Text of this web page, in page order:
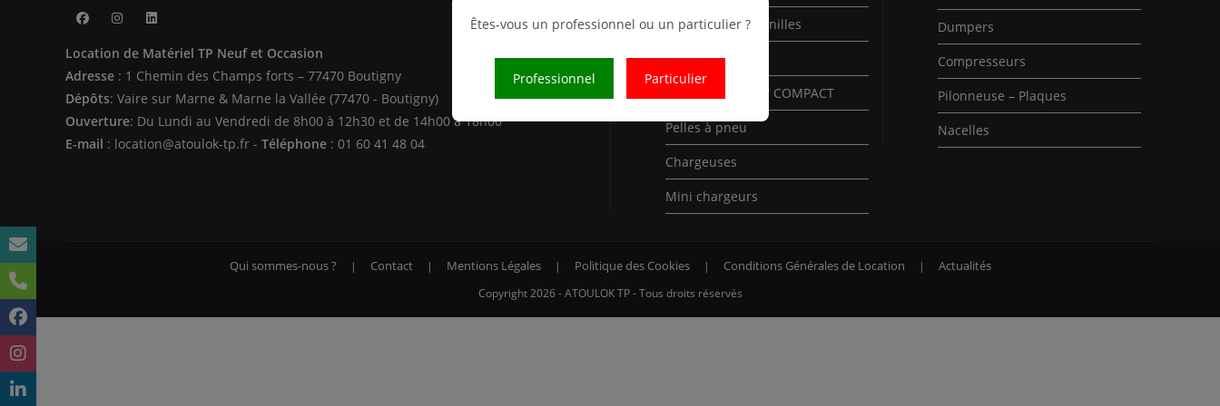
dans
un
nouvel
onglet
dans
un
nouvel
onglet
dans
un
nouvel
onglet
Location de Matériel TP Neuf et Occasion
Adresse : 1 Chemin des Champs forts – 77470 Boutigny
Dépôts: Vaire sur Marne & Marne la Vallée (77470 - Boutigny)
Ouverture: Du Lundi au Vendredi de 8h00 à 12h30 et de 14h00 à 18h00
E-mail : location@atoulok-tp.fr - Téléphone : 01 60 41 48 04
Mini-Pelles à chenilles
Pelles à chenilles
Pelles à chenilles COMPACT
Pelles à pneu
Chargeuses
Mini chargeurs
Dumpers
Compresseurs
Pilonneuse – Plaques
Nacelles
Qui sommes-nous ? Contact Mentions Légales Politique des Cookies Conditions Générales de Location Actualités
Copyright 2026 - ATOULOK TP - Tous droits réservés
Êtes-vous un professionnel ou un particulier ?
Professionnel Particulier